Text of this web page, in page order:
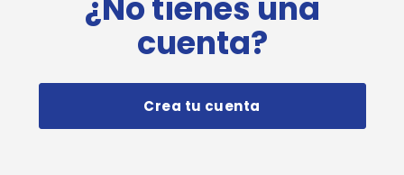
cuenta?
Crea tu cuenta